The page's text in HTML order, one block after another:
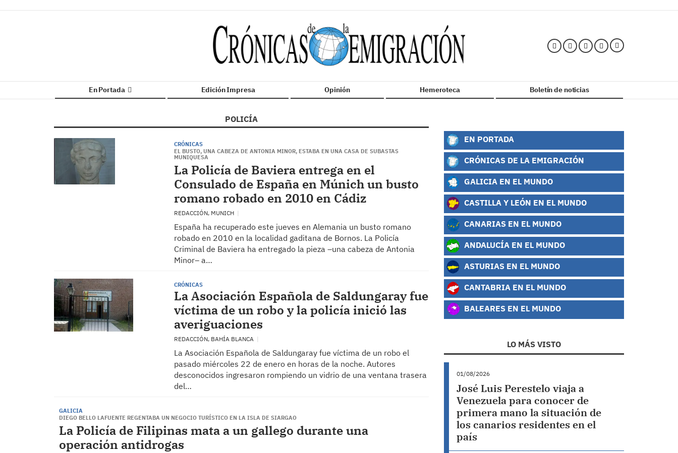
En Portada Edición Impresa Opinión Hemeroteca Boletín de noticias
POLICÍA
CRÓNICAS
EL BUSTO, UNA CABEZA DE ANTONIA MINOR, ESTABA EN UNA CASA DE SUBASTAS
MUNIQUESA
La Policía de Baviera entrega en el
Consulado de España en Múnich un busto
romano robado en 2010 en Cádiz
REDACCIÓN, MUNICH
España ha recuperado este jueves en Alemania un busto romano
robado en 2010 en la localidad gaditana de Bornos. La Policía
Criminal de Baviera ha entregado la pieza –una cabeza de Antonia
Minor– a…
CRÓNICAS
La Asociación Española de Saldungaray fue
víctima de un robo y la policía inició las
averiguaciones
REDACCIÓN, BAHÍA BLANCA
La Asociación Española de Saldungaray fue víctima de un robo el
pasado miércoles 22 de enero en horas de la noche. Autores
desconocidos ingresaron rompiendo un vidrio de una ventana trasera
del…
GALICIA
DIEGO BELLO LAFUENTE REGENTABA UN NEGOCIO TURÍSTICO EN LA ISLA DE SIARGAO
La Policía de Filipinas mata a un gallego durante una
operación antidrogas
EN PORTADA
CRÓNICAS DE LA EMIGRACIÓN
GALICIA EN EL MUNDO
CASTILLA Y LEÓN EN EL MUNDO
CANARIAS EN EL MUNDO
ANDALUCÍA EN EL MUNDO
ASTURIAS EN EL MUNDO
CANTABRIA EN EL MUNDO
BALEARES EN EL MUNDO
LO MÁS VISTO
01/08/2026
José Luis Perestelo viaja a
Venezuela para conocer de
primera mano la situación de
los canarios residentes en el
país